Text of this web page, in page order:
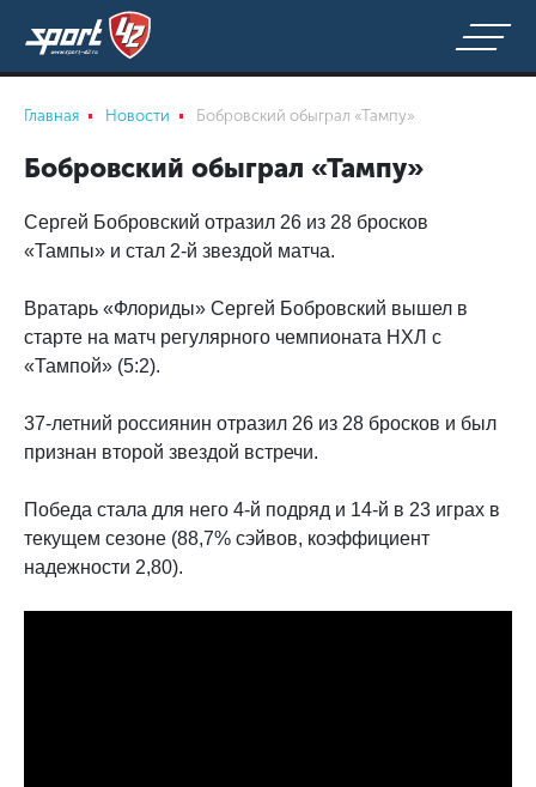
Главная Новости Бобровский обыграл «Тампу»
Бобровский обыграл «Тампу»
Сергей Бобровский отразил 26 из 28 бросков
«Тампы» и стал 2-й звездой матча.
Вратарь «Флориды» Сергей Бобровский вышел в
старте на матч регулярного чемпионата НХЛ с
«Тампой» (5:2).
37-летний россиянин отразил 26 из 28 бросков и был
признан второй звездой встречи.
Победа стала для него 4-й подряд и 14-й в 23 играх в
текущем сезоне (88,7% сэйвов, коэффициент
надежности 2,80).